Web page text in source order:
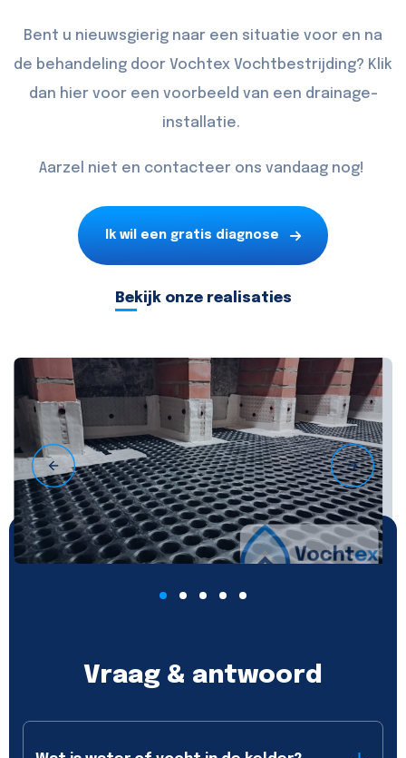
Bent u nieuwsgierig naar een situatie voor en na
de behandeling door Vochtex Vochtbestrijding? Klik
dan hiervoor een voorbeeld van een drainage-
installatie.
Aarzel niet en contacteerons vandaag nog!
Ik wil een gratis diagnose
Bekijk onze realisaties
Vraag & antwoord